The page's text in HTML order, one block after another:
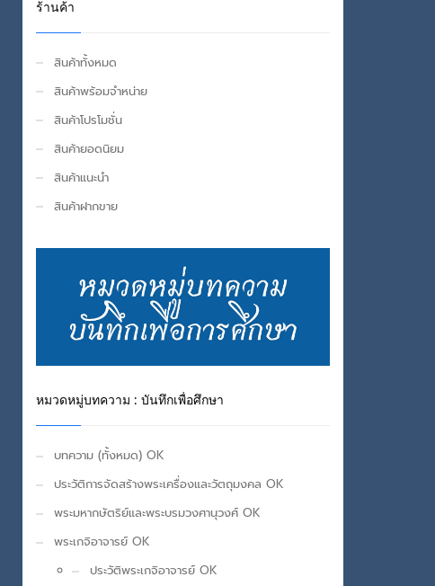
ร้านค้า
สินค้าทั้งหมด
สินค้าพร้อมจำหน่าย
สินค้าโปรโมชั่น
สินค้ายอดนิยม
สินค้าแนะนำ
สินค้าฝากขาย
หมวดหมู่บทความ : บันทึกเพื่อศึกษา
บทความ (ทั้งหมด) OK
ประวัติการจัดสร้างพระเครื่องและวัตถุมงคล OK
พระมหากษัตริย์และพระบรมวงศานุวงศ์ OK
พระเกจิอาจารย์ OK
ประวัติพระเกจิอาจารย์ OK